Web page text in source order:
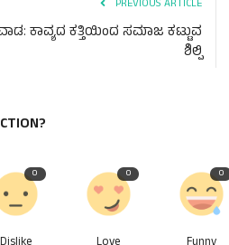
PREVIOUS ARTICLE
ಕಾವ್ಯದ ಕತ್ತಿಯಿಂದ ಸಮಾಜ ಕಟ್ಟುವ
ಶಿಲ್ಪಿ
0 0 0